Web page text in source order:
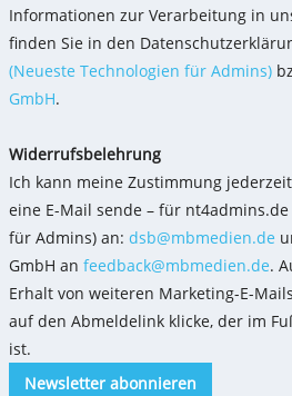
Informationen zur Verarbeitung in
finden Sie in den
(Neueste Technologien für Admins)
GmbH.
Widerrufsbelehrung
Ich kann meine Zustimmung
eine E-Mail sende – für
für Admins) an: dsb@mbmedien.de
GmbH an feedback@mbmedien.de.
Erhalt von weiteren Marketing-E-
auf den Abmeldelink klicke, der im
ist.
Newsletter abonnieren